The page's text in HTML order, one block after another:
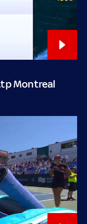
Montreal